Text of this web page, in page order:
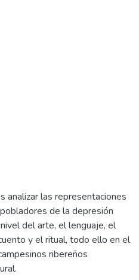
las representaciones
de la depresión
del arte, el lenguaje, el
y el ritual, todo ello en el
ribereños